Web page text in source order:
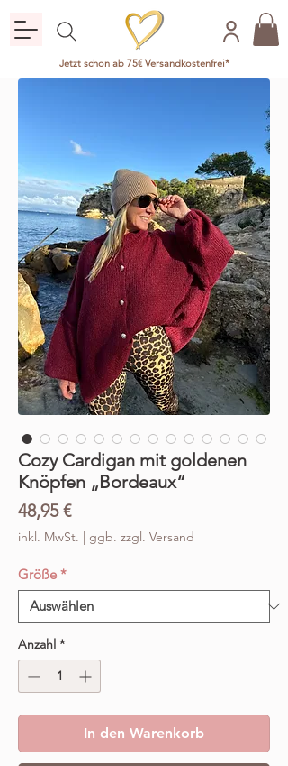
Jetzt schon ab 75€ Versandkostenfrei*
Cozy Cardigan mit goldenen
Knöpfen „Bordeaux“
48,95 €Preis
inkl. MwSt. | ggb. zzgl. Versand
Größe *
Anzahl *
In den Warenkorb